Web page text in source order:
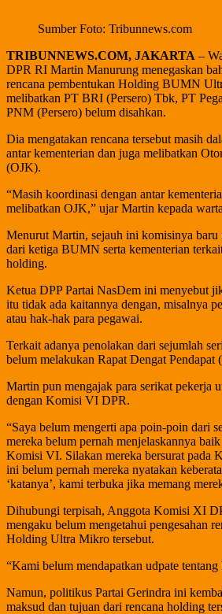
Sumber Foto: Tribunnews.com
TRIBUNNEWS.COM, JAKARTA –
DPR RI Martin Manurung menegaskan
rencana pembentukan Holding BUMN
melibatkan PT BRI (Persero) Tbk, PT
PNM (Persero) belum disahkan.
Dia mengatakan rencana tersebut masih
antar kementerian dan juga melibatkan
(OJK).
“Masih koordinasi dengan antar
melibatkan OJK,” ujar Martin kepada
Menurut Martin, sejauh ini komisinya baru
dari ketiga BUMN serta kementerian
holding.
Ketua DPP Partai NasDem ini menyebut
itu tidak ada kaitannya dengan, misalnya
atau hak-hak para pegawai.
Terkait adanya penolakan dari sejumlah
belum melakukan Rapat Dengat Pendapat
Martin pun mengajak para serikat pekerja
dengan Komisi VI DPR.
“Saya belum mengerti apa poin-poin dari
mereka belum pernah menjelaskannya
Komisi VI. Silakan mereka bersurat pada
ini belum pernah mereka nyatakan
‘katanya’, kami terbuka jika memang
Dihubungi terpisah, Anggota Komisi XI
mengaku belum mengetahui pengesahan
Holding Ultra Mikro tersebut.
“Kami belum mendapatkan udpate tentang
Namun, politikus Partai Gerindra ini
maksud dan tujuan dari rencana holding